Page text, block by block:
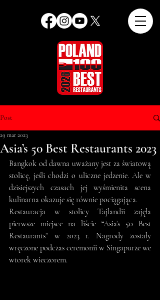
Post
Asia’s 50 Best Restaurants 2023
29 mar 2023
Bangkok od dawna uważany jest za światową
stolicę, jeśli chodzi o uliczne jedzenie. Ale w
dzisiejszych czasach jej wyśmienita scena
kulinarna okazuje się równie pociągająca.
Restauracja w stolicy Tajlandii zajęła
pierwsze miejsce na liście “Asia’s 50 Best
Restaurants” w 2023 r. Nagrody zostały
wręczone podczas ceremonii w Singapurze we
wtorek wieczorem.